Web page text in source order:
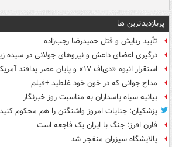
پربازدیدترین ها
تأیید ربایش و قتل حمیدرضا رجب‌زاده
درگیری اعضای داعش و نیروهای جولانی در سیده
استقرار انبوه «دی‌اف‑۱۷» و پایان عصر پدافند آمریکا +عکس
مداح جوانی که در خون خود غلطید +فیلم
بیانیه سپاه پاسداران به مناسبت روز خبرنگار
پزشکیان: جنایات امروز واشنگتن را هم محکوم کنید
فارن افرز: جنگ با ایران یک فاجعه است
پالایشگاه سیزران منفجر شد